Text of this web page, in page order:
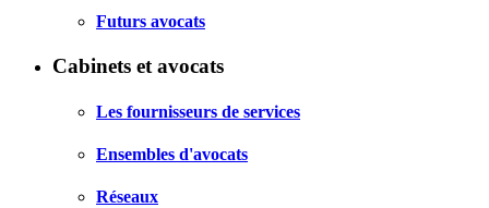
Futurs avocats
Cabinets et avocats
Les fournisseurs de services
Ensembles d'avocats
Réseaux